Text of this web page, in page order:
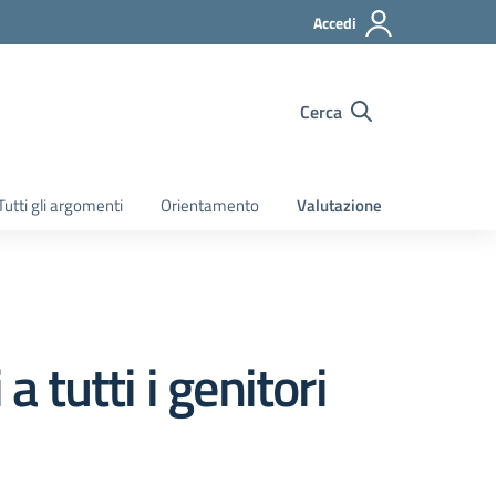
Accedi
Cerca
gli argomenti Orientamento Valutazione
a tutti i genitori